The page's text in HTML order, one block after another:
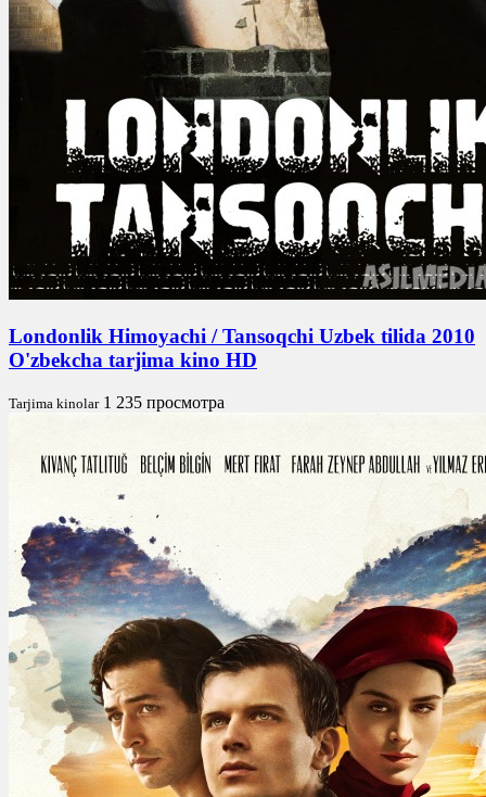
Londonlik Himoyachi / Tansoqchi Uzbek tilida 2010
O'zbekcha tarjima kino HD
Tarjima kinolar 1 235 просмотра